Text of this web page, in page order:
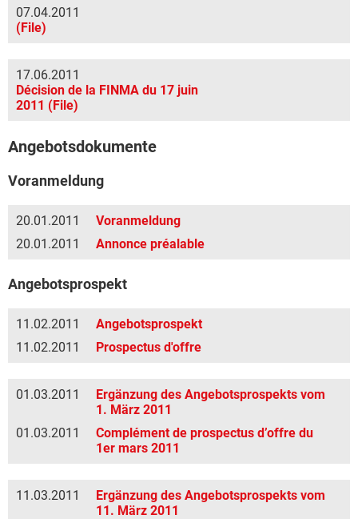
07.04.2011
(File)
17.06.2011
Décision de la FINMA du 17 juin
2011 (File)
Angebotsdokumente
Voranmeldung
20.01.2011
Voranmeldung
20.01.2011
Annonce préalable
Angebotsprospekt
11.02.2011
Angebotsprospekt
11.02.2011
Prospectus d'offre
01.03.2011
Ergänzung des Angebotsprospekts vom
1. März 2011
01.03.2011
Complément de prospectus d’offre du
1er mars 2011
11.03.2011
Ergänzung des Angebotsprospekts vom
11. März 2011